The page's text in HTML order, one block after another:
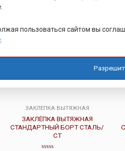
ЗАКЛЕПКА ВЫТЯЖНАЯ
ЗАКЛЁПКА ВЫТЯЖНАЯ
СТАНДАРТНЫЙ БОРТ СТАЛЬ/
СТ
пользоваться сайтом вы